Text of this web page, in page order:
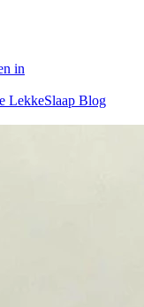
in
LekkeSlaap Blog